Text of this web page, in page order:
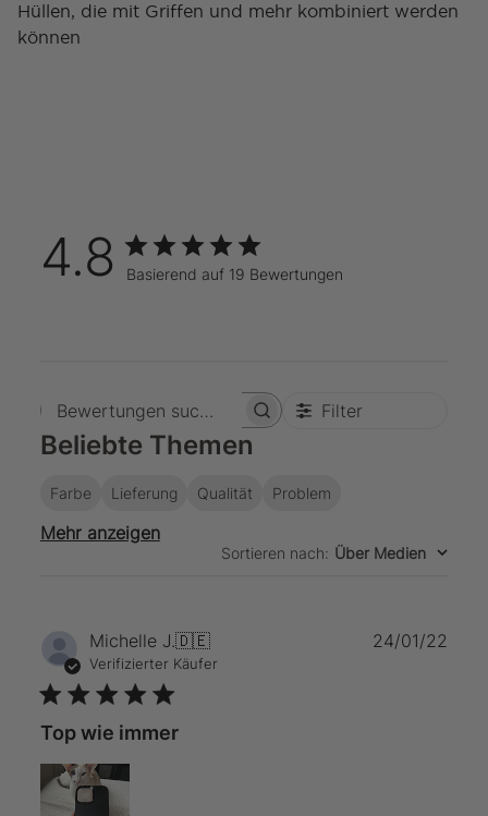
Hüllen, die mit Griffen und mehr kombiniert werden
können
4.8 Basierend auf 19 Bewertungen
Bewertungen suchenFilter
Beliebte Themen
Farbe Lieferung Qualität Problem
Mehr anzeigen
Sortieren nach: Über Medien
Michelle J.🇩🇪
Verifizierter Käufer
Top wie immer
24/01/22